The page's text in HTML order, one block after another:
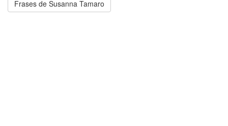
Frases de Susanna Tamaro